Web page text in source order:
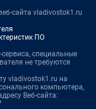
сайта vladivostok1.ru
ПО
сервиса, специальные
не требуются
vladivostok1.ru на
компьютера,
Веб-сайта: